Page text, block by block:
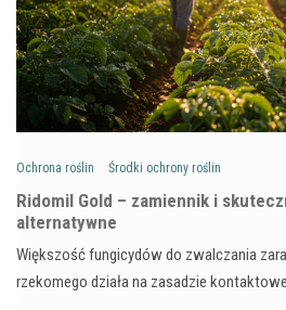
Ochrona roślin Środki ochrony roślin
Ridomil Gold – zamiennik i
alternatywne
Większość fungicydów do zwalczania
rzekomego działa na zasadzie